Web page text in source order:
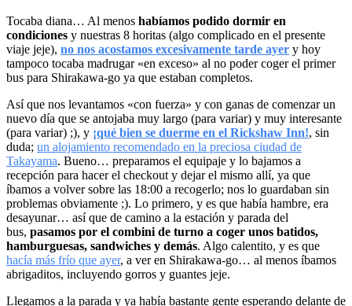
Tocaba diana… Al menos habíamos podido dormir en
condiciones y nuestras 8 horitas (algo complicado en el presente
viaje jeje), no nos acostamos excesivamente tarde ayer y hoy
tampoco tocaba madrugar «en exceso» al no poder coger el primer
bus para Shirakawa-go ya que estaban completos.
Así que nos levantamos «con fuerza» y con ganas de comenzar un
nuevo día que se antojaba muy largo (para variar) y muy interesante
(para variar) ;), y ¡qué bien se duerme en el Rickshaw Inn!, sin
duda; un alojamiento recomendado en la preciosa ciudad de
Takayama. Bueno… preparamos el equipaje y lo bajamos a
recepción para hacer el checkout y dejar el mismo allí, ya que
íbamos a volver sobre las 18:00 a recogerlo; nos lo guardaban sin
problemas obviamente ;). Lo primero, y es que había hambre, era
desayunar… así que de camino a la estación y parada del
bus, pasamos por el combini de turno a coger unos batidos,
hamburguesas, sandwiches y demás. Algo calentito, y es que
hacía más frío que ayer, a ver en Shirakawa-go… al menos íbamos
abrigaditos, incluyendo gorros y guantes jeje.
Llegamos a la parada y ya había bastante gente esperando delante de